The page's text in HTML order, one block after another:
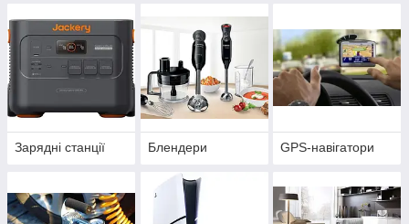
Зарядні станції Блендери GPS-навігатори